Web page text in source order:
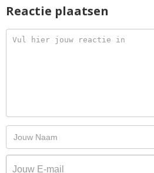
Reactie plaatsen